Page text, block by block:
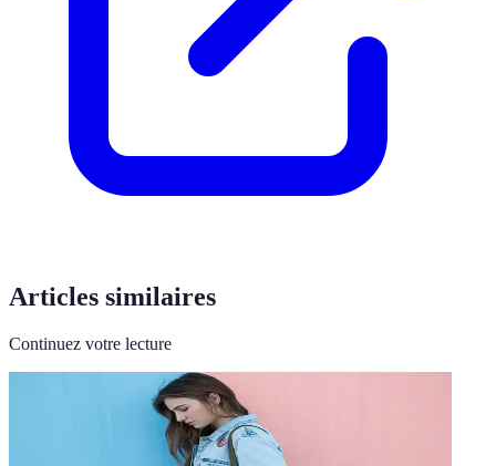
Articles similaires
Continuez votre lecture